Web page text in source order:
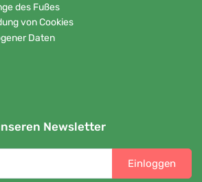
des Fußes
von Cookies
Daten
Newsletter
Einloggen